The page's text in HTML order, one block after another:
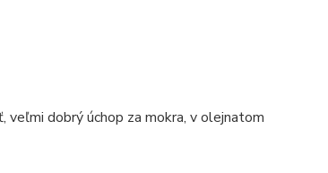
dobrý úchop za mokra, v olejnatom